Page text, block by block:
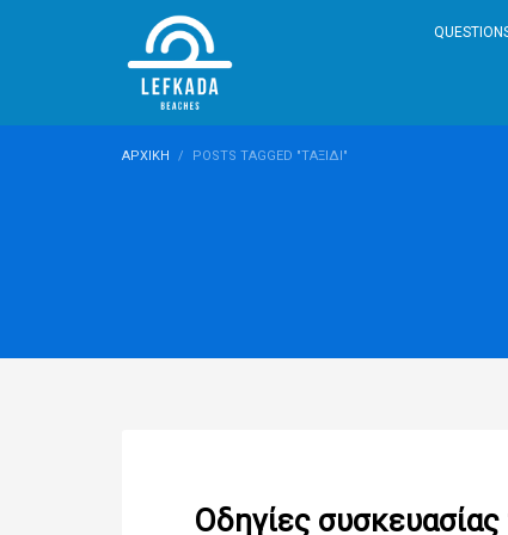
ΑΡΧΙΚΉ POSTS TAGGED "ΤΑΞΊΔΙ"
Οδηγίες συσκευασίας